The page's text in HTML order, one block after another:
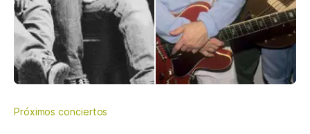
Próximos conciertos